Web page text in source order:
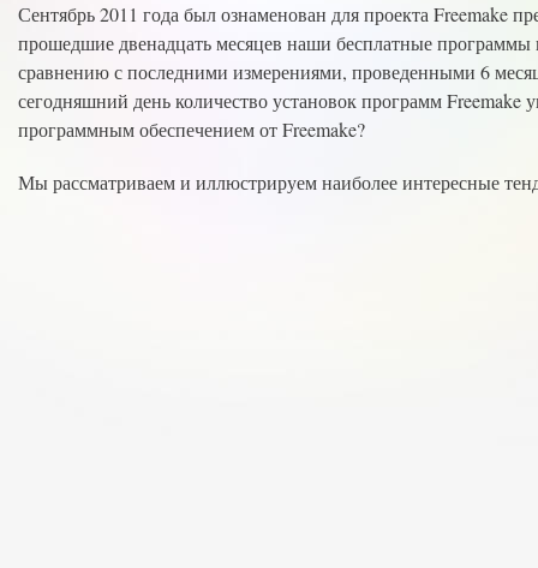
Сентябрь 2011 года был ознаменован для проекта
прошедшие двенадцать месяцев наши бесплатные программы
сравнению с последними измерениями, проведенными 6
сегодняшний день количество установок программ Freemake
программным обеспечением от Freemake?
Мы рассматриваем и иллюстрируем наиболее интересные